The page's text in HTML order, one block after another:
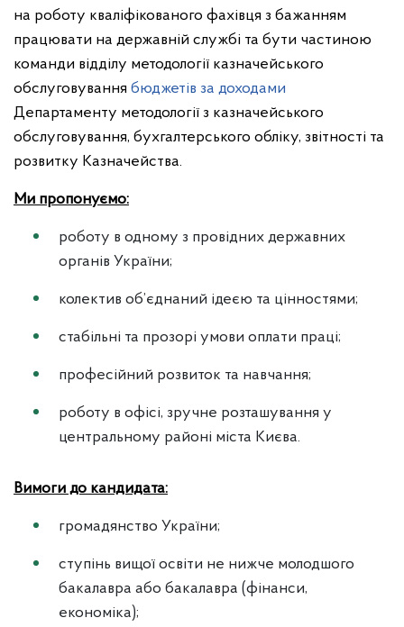
на роботу кваліфікованого фахівця з бажанням
працювати на державній службі та бути частиною
команди відділу методології казначейського
обслуговування бюджетів за доходами
Департаменту методології з казначейського
обслуговування, бухгалтерського обліку, звітності та
розвитку Казначейства.
Ми пропонуємо:
роботу в одному з провідних державних
органів України;
колектив об’єднаний ідеєю та цінностями;
стабільні та прозорі умови оплати праці;
професійний розвиток та навчання;
роботу в офісі, зручне розташування у
центральному районі міста Києва.
Вимоги до кандидата:
громадянство України;
ступінь вищої освіти не нижче молодшого
бакалавра або бакалавра (фінанси,
економіка);